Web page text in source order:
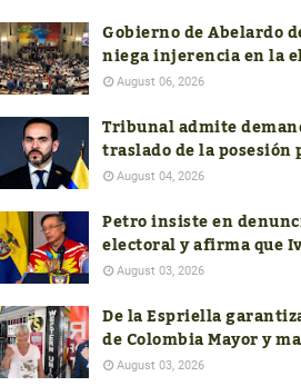
Gobierno de Abelardo
niega injerencia en la
próximo contralor
August 06, 2026
Tribunal admite
traslado de la
Cali y pide soportes
August 04, 2026
Petro insiste en
electoral y afirma que
el verdadero ganador de
August 03, 2026
De la Espriella
de Colombia Mayor y
de aumentar el subsidio
August 03, 2026